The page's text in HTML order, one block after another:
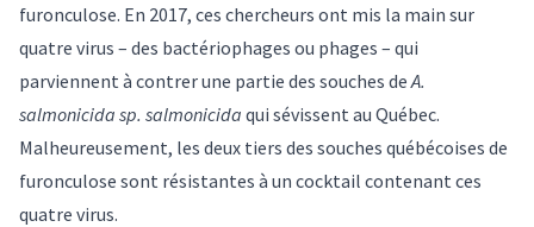
furonculose. En 2017, ces chercheurs ont mis la main sur
quatre virus – des bactériophages ou phages – qui
parviennent à contrer une partie des souches de A.
salmonicida sp. salmonicida qui sévissent au Québec.
Malheureusement, les deux tiers des souches québécoises de
furonculose sont résistantes à un cocktail contenant ces
quatre virus.